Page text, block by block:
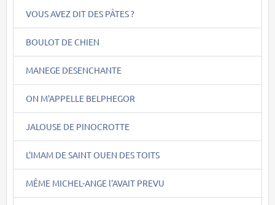
VOUS AVEZ DIT DES PÂTES ?
BOULOT DE CHIEN
MANEGE DESENCHANTE
ON M'APPELLE BELPHEGOR
JALOUSE DE PINOCROTTE
L'IMAM DE SAINT OUEN DES TOITS
MÊME MICHEL-ANGE l'AVAIT PREVU